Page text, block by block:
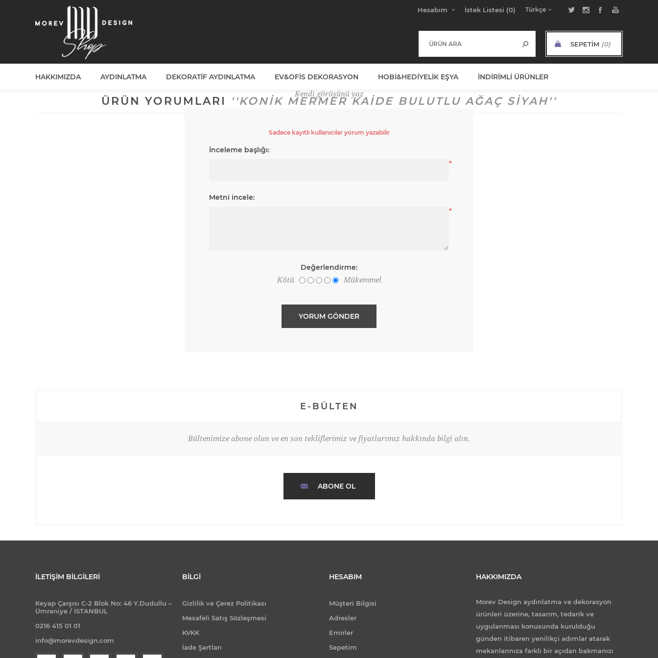
Hesabım İstek Listesi (0)
SEPETIM (0)
HAKKIMIZDA AYDINLATMA DEKORATIF AYDINLATMA EV&OFIS DEKORASYON HOBI&HEDIYELIK EŞYA İNDIRIMLI ÜRÜNLER
ÜRÜN YORUMLARI KONIK MERMER KAIDE BULUTLU AĞAÇ SIYAH
Kendi görüşünü yaz
Sadece kayıtlı kullanıcılar yorum yazabilir
İnceleme başlığı:
*
Metni incele:
*
Değerlendirme:
Kötü
Mükemmel
E-BÜLTEN
Bültenimize abone olun ve en son tekliflerimiz ve fiyatlarımız hakkında bilgi alın.
ABONE OL
İLETIŞIM BILGILERI
Keyap Çarşısı C-2 Blok No: 46 Y.Dudullu –
Ümraniye / İSTANBUL
0216 415 01 01
info@morevdesign.com
BILGI
Gizlilik ve Çerez Politikası
Mesafeli Satış Sözleşmesi
KVKK
İade Şartları
HESABIM
Müşteri Bilgisi
Adresler
Emirler
Sepetim
HAKKIMIZDA
Morev Design aydınlatma ve dekorasyon
ürünleri üzerine, tasarım, tedarik ve
uygulanması konusunda kurulduğu
günden itibaren yenilikçi adımlar atarak
mekanlarınıza farklı bir açıdan bakmanızı